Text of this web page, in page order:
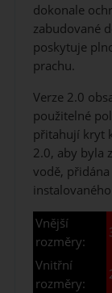
dokonale
zabudované
poskytuje
prachu.
Verze 2.0
použitelné
přitahují kryt
2.0, aby byla
vodě,
Vnější
rozměry:
Vnitřní
rozměry: